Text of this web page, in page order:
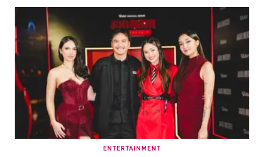
ENTERTAINMENT